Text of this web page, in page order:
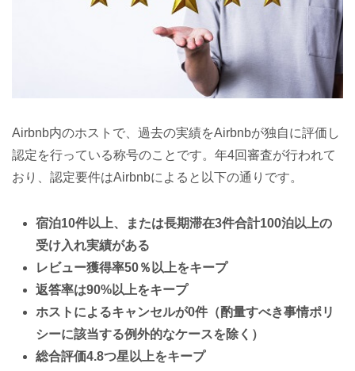
Airbnb内のホストで、過去の実績をAirbnbが独自に評価し
認定を行っている称号のことです。年4回審査が行われて
おり、認定要件はAirbnbによると以下の通りです。
宿泊10件以上、または長期滞在3件合計100泊以上の
受け入れ実績がある
レビュー獲得率50％以上をキープ
返答率は90%以上をキープ
ホストによるキャンセルが0件（酌量すべき事情ポリ
シーに該当する例外的なケースを除く）
総合評価4.8つ星以上をキープ